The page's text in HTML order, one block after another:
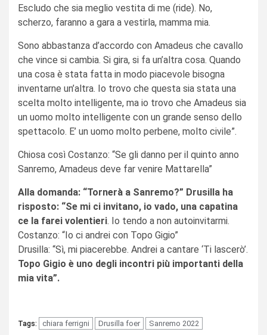
Escludo che sia meglio vestita di me (ride). No,
scherzo, faranno a gara a vestirla, mamma mia.
Sono abbastanza d’accordo con Amadeus che cavallo
che vince si cambia. Si gira, si fa un’altra cosa. Quando
una cosa è stata fatta in modo piacevole bisogna
inventarne un’altra. Io trovo che questa sia stata una
scelta molto intelligente, ma io trovo che Amadeus sia
un uomo molto intelligente con un grande senso dello
spettacolo. E’ un uomo molto perbene, molto civile”.
Chiosa così Costanzo: “Se gli danno per il quinto anno
Sanremo, Amadeus deve far venire Mattarella”
Alla domanda: “Tornerà a Sanremo?” Drusilla ha
risposto: “Se mi ci invitano, io vado, una capatina
ce la farei volentieri. Io tendo a non autoinvitarmi.
Costanzo: “Io ci andrei con Topo Gigio”
Drusilla: “Sì, mi piacerebbe. Andrei a cantare ‘Ti lascerò’.
Topo Gigio è uno degli incontri più importanti della
mia vita”.
Tags: chiara ferrigni Drusilla foer Sanremo 2022